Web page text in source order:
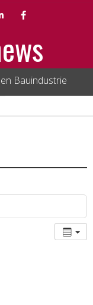
Bauindustrie